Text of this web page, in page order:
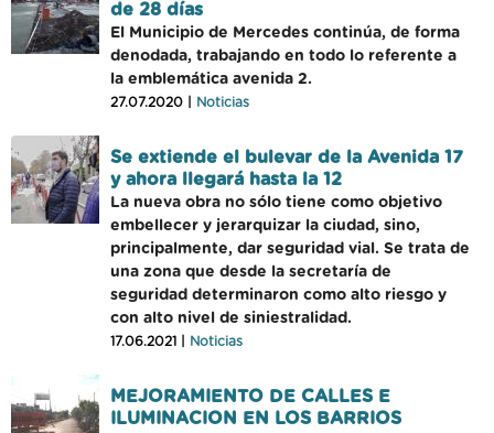
de 28 días
El Municipio de Mercedes continúa, de forma
denodada, trabajando en todo lo referente a
la emblemática avenida 2.
27.07.2020 | Noticias
Se extiende el bulevar de la Avenida 17
y ahora llegará hasta la 12
La nueva obra no sólo tiene como objetivo
embellecer y jerarquizar la ciudad, sino,
principalmente, dar seguridad vial. Se trata de
una zona que desde la secretaría de
seguridad determinaron como alto riesgo y
con alto nivel de siniestralidad.
17.06.2021 | Noticias
MEJORAMIENTO DE CALLES E
ILUMINACION EN LOS BARRIOS